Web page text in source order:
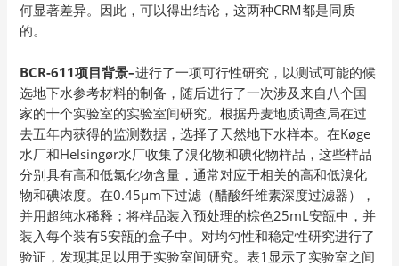
何显著差异。因此，可以得出结论，这两种CRM都是同质
的。
BCR-611项目背景–进行了一项可行性研究，以测试可能的候
选地下水参考材料的制备，随后进行了一次涉及来自八个国
家的十个实验室的实验室间研究。根据丹麦地质调查局在过
去五年内获得的监测数据，选择了天然地下水样本。在Køge
水厂和Helsingør水厂收集了溴化物和碘化物样品，这些样品
分别具有高和低氯化物含量，通常对应于相关的高和低溴化
物和碘浓度。在0.45μm下过滤（醋酸纤维素深度过滤器），
并用超纯水稀释；将样品装入预处理的棕色25mL安瓿中，并
装入每个装有5安瓿的盒子中。对均匀性和稳定性研究进行了
验证，发现其足以用于实验室间研究。表1显示了实验室之间